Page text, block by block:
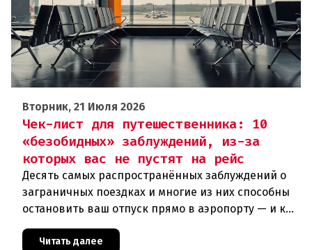
Вторник, 21 Июля 2026
Чек-лист для путешественника: 10
«безобидных» заблуждений, из-за
которых вас не пустят на рейс
Десять самых распространённых заблуждений о
заграничных поездках и многие из них способны
остановить ваш отпуск прямо в аэропорту — и к
тому моменту, как вы окажетесь у стойки
регистрации, может быть
Читать далее